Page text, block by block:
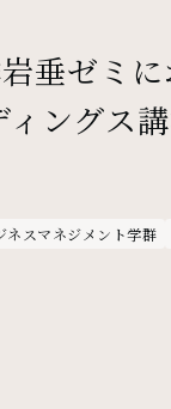
垂ゼミ
ィングス
ネスマネジメント学群